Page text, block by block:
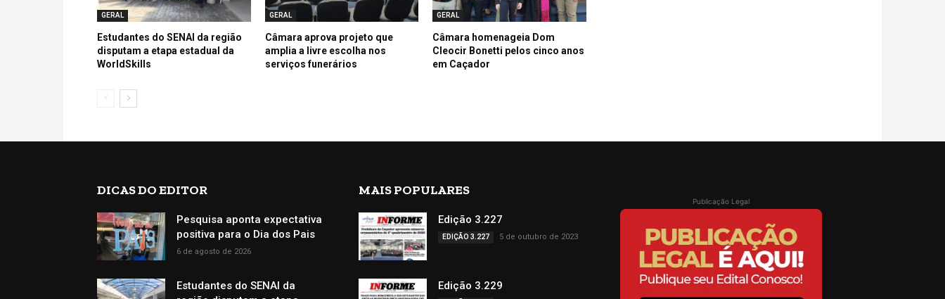
GERAL
Estudantes do SENAI da região
disputam a etapa estadual da
WorldSkills
GERAL
Câmara aprova projeto que
amplia a livre escolha nos
serviços funerários
GERAL
Câmara homenageia Dom
Cleocir Bonetti pelos cinco anos
em Caçador
DICAS DO EDITOR
Pesquisa aponta expectativa
positiva para o Dia dos Pais
6 de agosto de 2026
Estudantes do SENAI da
MAIS POPULARES
Edição 3.227
EDIÇÃO 3.227 5 de outubro de 2023
Edição 3.229
Publicação Legal